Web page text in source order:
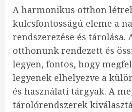
A harmonikus otthon
kulcsfontosságú eleme a
rendszerezése és tárolása.
otthonunk rendezett és
legyen, fontos, hogy
legyenek elhelyezve a
és használati tárgyak. A
tárolórendszerek